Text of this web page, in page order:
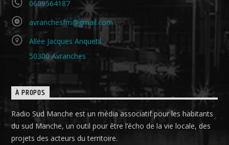
0609564187
avranchesfm@gmail.com
Allée Jacques Anquetil
50300 Avranches
À PROPOS
Radio Sud Manche est un média associatif pour les habitants
du sud Manche, un outil pour être l’écho de la vie locale, des
projets des acteurs du territoire.